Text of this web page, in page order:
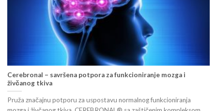
Cerebronal – savršena potpora za funkcioniranje mozga i
živčanog tkiva
Pruža značajnu potporu za uspostavu normalnog funkcioniranja